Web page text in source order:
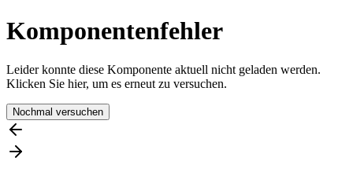
Komponentenfehler
Leider konnte diese Komponente aktuell nicht geladen werden.
Klicken Sie hier, um es erneut zu versuchen.
Nochmal versuchen